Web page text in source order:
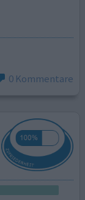
0 Kommentare